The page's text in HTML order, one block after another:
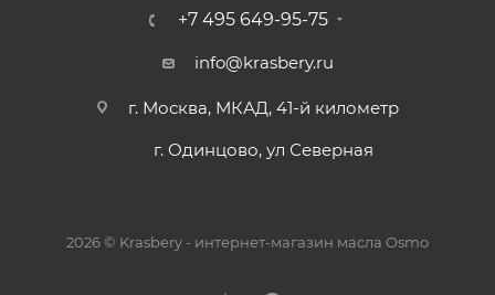
+7 495 649-95-75
info@krasbery.ru
г. Москва, МКАД, 41-й километр
г. Одинцово, ул Северная
2026 © Krasbery - интернет-магазин масла Osmo